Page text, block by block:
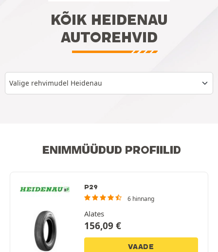
KÕIK HEIDENAU
AUTOREHVID
Valige rehvimudel Heidenau
ENIMMÜÜDUD PROFIILID
P29
6 hinnang
Alates
156,09€
VAADE